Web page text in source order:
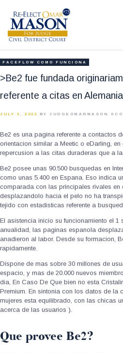
RE-ELECT OMAR
HOME
BIO
CONTACT
FACEFLOW COMO FUNCIONA
>Be2 fue fundada
referente a citas en
JULY 3, 2022 BY JUDGEOMARMASON 0
Be2 es una pagina referente a contactos
orientacion similar a Meetic o eDarling,
repercusion a las citas duraderas que a
Be2 posee unas 90.500 busquedas en
como unas 5.400 en Espana. Eso indica
comparada con las principales rivales en
desplazandolo hacia el pelo no ha
tejido con estadisticas referente a
El asistencia inicio su funcionamiento el 1
anualidad, las paginas espanola
anadieron al labor. Desde su formacion,
rapidamente.
Dispone de mas sobre 30 millones de
espacio, y mas de 20.000 nuevos
dia, En Caso De Que bien no esta
Premium. En sintonia con los datos de la
mujeres esta equilibrado, con las chicas
acerca de las usuarios ).
Que provee Be2?